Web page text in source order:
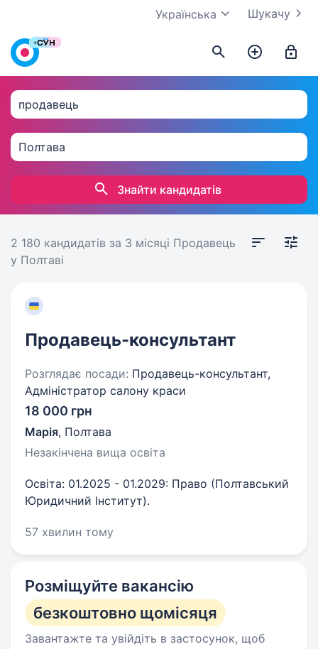
Шукачу
Українська
Знайти кандидатів
2 180 кандидатів за 3 місяці Продавець
у Полтаві
Продавець-консультант
Розглядає посади: Продавець-консультант,
Адміністратор салону краси
18 000 грн
Марія, Полтава
Незакінчена вища освіта
Освіта: 01.2025 - 01.2029: Право (Полтавський
Юридичний Інститут).
57 хвилин тому
Розміщуйте вакансію
безкоштовно щомісяця
Завантажте та увійдіть в застосунок, щоб